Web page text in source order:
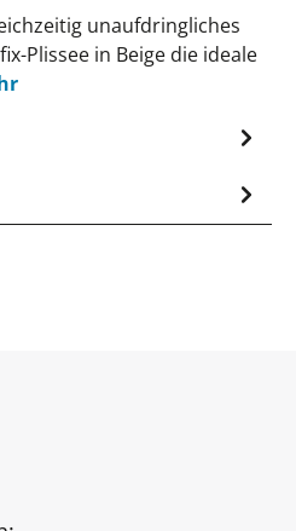
unaufdringliches
Plissee in Beige die ideale